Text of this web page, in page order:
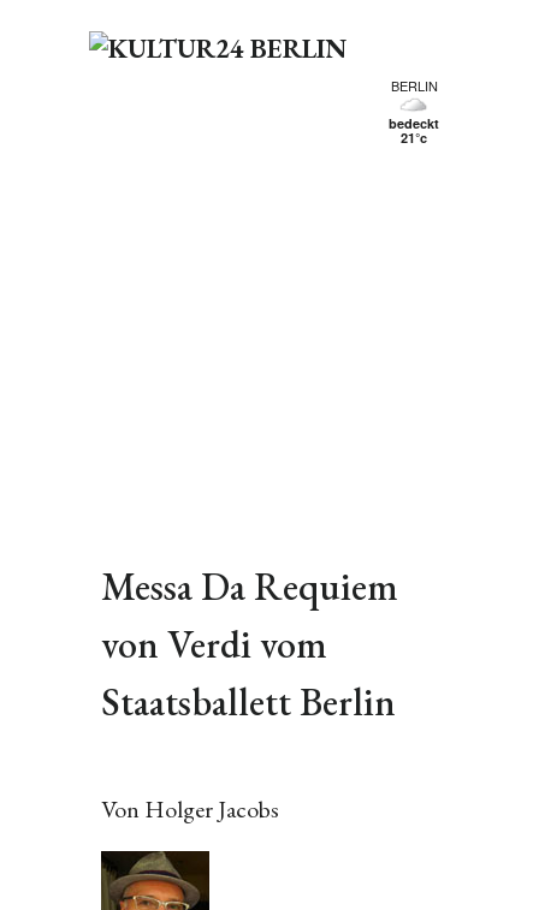
BERLIN
bedeckt
21°c
Messa Da Requiem
von Verdi vom
Staatsballett Berlin
Von Holger Jacobs